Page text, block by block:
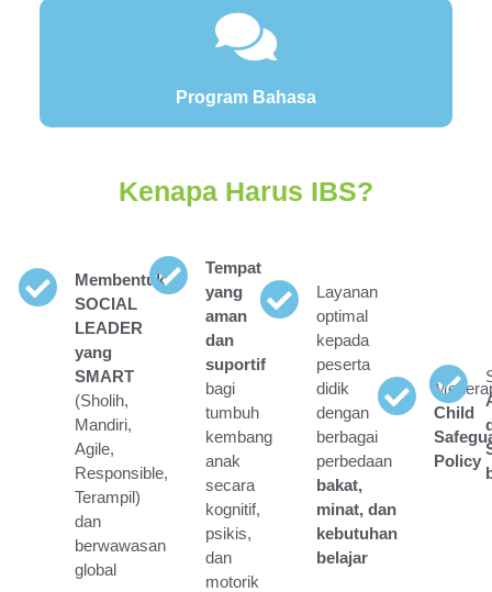
Program Bahasa
Kenapa Harus IBS?
Membentuk
SOCIAL
LEADER
yang
SMART
(Sholih,
Mandiri,
Agile,
Responsible,
Terampil)
dan
berwawasan
global
Tempat
yang
aman
dan
suportif
bagi
tumbuh
kembang
anak
secara
kognitif,
psikis,
dan
motorik
Layanan
optimal
kepada
peserta
didik
dengan
berbagai
perbedaan
bakat,
minat, dan
kebutuhan
belajar
Child
Policy